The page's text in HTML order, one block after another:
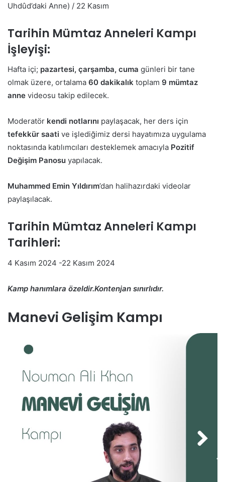
Uhdûd’daki Anne) / 22 Kasım
Tarihin Mümtaz Anneleri Kampı
İşleyişi:
Hafta içi; pazartesi, çarşamba, cuma günleri bir tane
olmak üzere, ortalama 60 dakikalık toplam 9 mümtaz
anne videosu takip edilecek.
Moderatör kendi notlarını paylaşacak, her ders için
tefekkür saati ve işlediğimiz dersi hayatımıza uygulama
noktasında katılımcıları desteklemek amacıyla Pozitif
Değişim Panosu yapılacak.
Muhammed Emin Yıldırım’dan halihazırdaki videolar
paylaşılacak.
Tarihin Mümtaz Anneleri Kampı
Tarihleri:
4 Kasım 2024 -22 Kasım 2024
Kamp hanımlara özeldir.Kontenjan sınırlıdır.
Manevi Gelişim Kampı